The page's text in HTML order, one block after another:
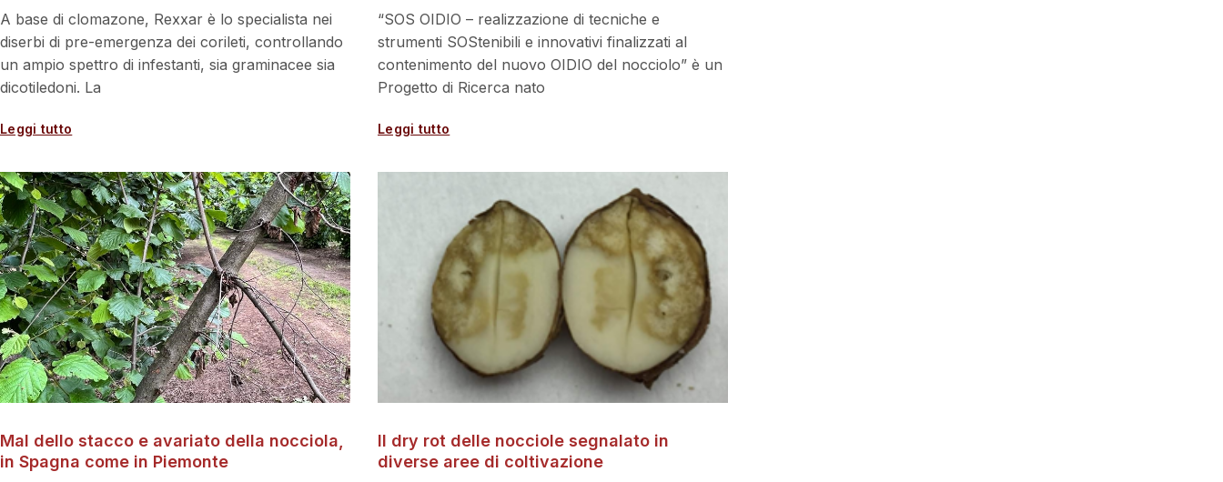
A base di clomazone, Rexxar è lo specialista nei
diserbi di pre-emergenza dei corileti, controllando
un ampio spettro di infestanti, sia graminacee sia
dicotiledoni. La
Leggi tutto
“SOS OIDIO – realizzazione di tecniche e
strumenti SOStenibili e innovativi finalizzati al
contenimento del nuovo OIDIO del nocciolo” è un
Progetto di Ricerca nato
Leggi tutto
Mal dello stacco e avariato della nocciola,
in Spagna come in Piemonte
Il dry rot delle nocciole segnalato in
diverse aree di coltivazione